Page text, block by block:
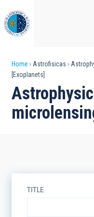
to
main
content
Breadcrumb
Home Astrofisicas
[Exoplanets]
TITLE